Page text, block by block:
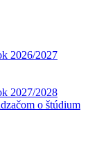
2026/2027
2027/2028
o štúdium